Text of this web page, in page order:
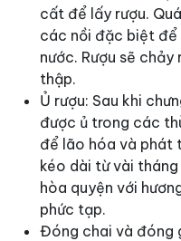
cất để lấy rượu.
các nồi đặc biệt để
nước. Rượu sẽ
thập.
Ủ rượu: Sau khi
được ủ trong các
để lão hóa và phát
kéo dài từ vài
hòa quyện với
phức tạp.
Đóng chai và đóng